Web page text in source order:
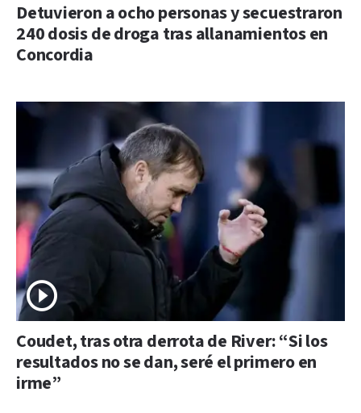
Detuvieron a ocho personas y secuestraron
240 dosis de droga tras allanamientos en
Concordia
Coudet, tras otra derrota de River: “Si los
resultados no se dan, seré el primero en
irme”